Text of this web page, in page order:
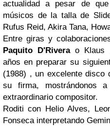
actualidad a pesar de
músicos de la talla de
Rufus Reid, Akira Tana,
Entre giras y
Paquito D'Riverao Klaus
años en preparar su
(1988) , un excelente disco
su firma, mostrándonos
extraordinario compositor.
Roditi con Helio Alves,
Fonseca interpretando